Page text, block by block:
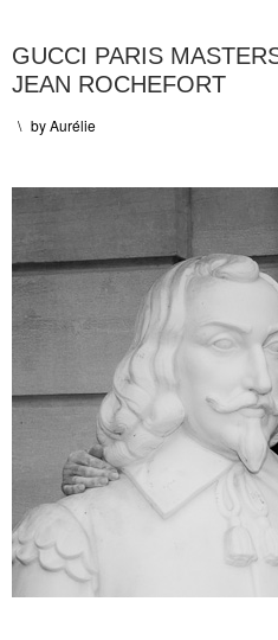
GUCCI PARIS
JEAN ROCHEFORT
\ byAurélie